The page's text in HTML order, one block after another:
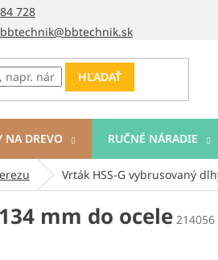
728
bbtechnik@bbtechnik.sk
HĽADAŤ
NA DREVO RUČNÉ NÁRADIE
Vrták HSS-G vybrusovaný
mm do ocele 214056